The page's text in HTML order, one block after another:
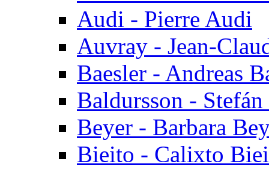
Audi - Pierre Audi
Auvray - Jean-
Baesler - Andreas
Baldursson -
Beyer - Barbara
Bieito - Calixto